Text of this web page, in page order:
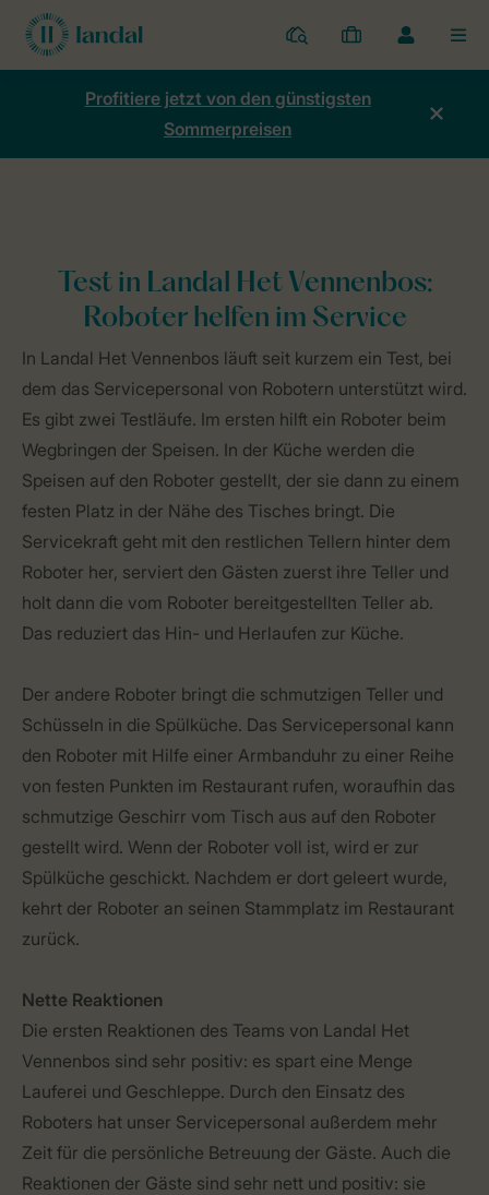
Ferienparks
Meine
Buchungen
Dropdown-
Menü
Kontos
Profitiere jetzt von den günstigsten
Sommerpreisen
Test in Landal Het Vennenbos:
Roboter helfen im Service
In Landal Het Vennenbos läuft seit kurzem ein Test, bei
dem das Servicepersonal von Robotern unterstützt wird.
Es gibt zwei Testläufe. Im ersten hilft ein Roboter beim
Wegbringen der Speisen. In der Küche werden die
Speisen auf den Roboter gestellt, der sie dann zu einem
festen Platz in der Nähe des Tisches bringt. Die
Servicekraft geht mit den restlichen Tellern hinter dem
Roboter her, serviert den Gästen zuerst ihre Teller und
holt dann die vom Roboter bereitgestellten Teller ab.
Das reduziert das Hin- und Herlaufen zur Küche.
Der andere Roboter bringt die schmutzigen Teller und
Schüsseln in die Spülküche. Das Servicepersonal kann
den Roboter mit Hilfe einer Armbanduhr zu einer Reihe
von festen Punkten im Restaurant rufen, woraufhin das
schmutzige Geschirr vom Tisch aus auf den Roboter
gestellt wird. Wenn der Roboter voll ist, wird er zur
Spülküche geschickt. Nachdem er dort geleert wurde,
kehrt der Roboter an seinen Stammplatz im Restaurant
zurück.
Nette Reaktionen
Die ersten Reaktionen des Teams von Landal Het
Vennenbos sind sehr positiv: es spart eine Menge
Lauferei und Geschleppe. Durch den Einsatz des
Roboters hat unser Servicepersonal außerdem mehr
Zeit für die persönliche Betreuung der Gäste. Auch die
Reaktionen der Gäste sind sehr nett und positiv: sie